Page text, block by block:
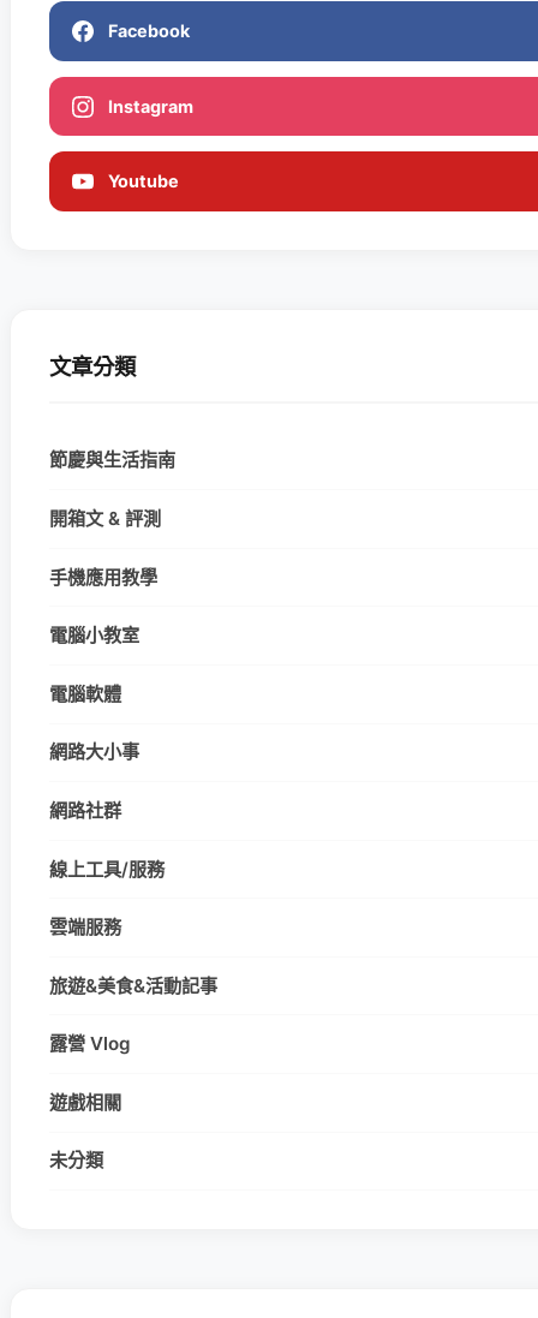
Facebook
Instagram
Youtube
文章分類
節慶與生活指南
開箱文 & 評測
手機應用教學
電腦小教室
電腦軟體
網路大小事
網路社群
線上工具/服務
雲端服務
旅遊&美食&活動記事
露營 Vlog
遊戲相關
未分類